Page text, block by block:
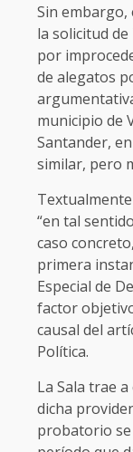
Sin embargo,
la solicitud
por
de alegatos
municipio de
Santander,
similar, pero
“en tal
caso
primera
Especial de
factor
causal del
Política.
La Sala trae
dicha
probatorio